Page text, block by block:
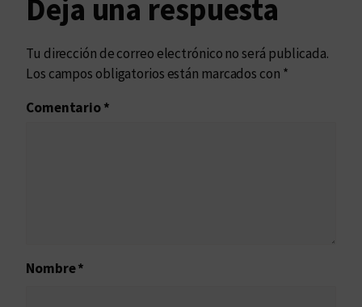
Deja una respuesta
Tu dirección de correo electrónico no será publicada.
Los campos obligatorios están marcados con *
Comentario*
Nombre*